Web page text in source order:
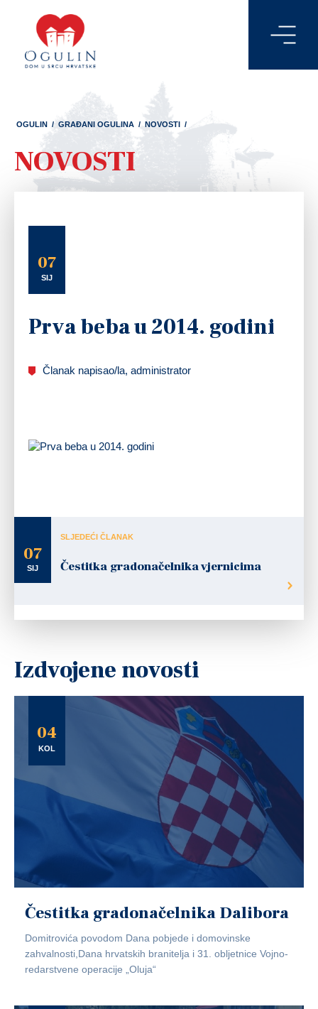
OGULIN / GRAĐANI OGULINA / NOVOSTI /
NOVOSTI
07
SIJ
Prva beba u 2014. godini
Članak napisao/la, administrator
07
SIJ
SLJEDEĆI ČLANAK
Čestitka gradonačelnika vjernicima
Izdvojene novosti
04
KOL
Čestitka gradonačelnika Dalibora
Domitrovića povodom Dana pobjede i domovinske
zahvalnosti,Dana hrvatskih branitelja i 31. obljetnice Vojno-
redarstvene operacije „Oluja“